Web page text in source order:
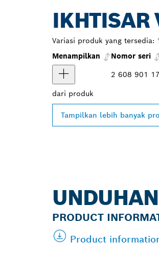
IKHTISAR
Variasi produk yang tersedia:
Menampilkan
Nomor seri
2 608 901
dari produk
Tampilkan lebih banyak
UNDUHAN
PRODUCT
Product